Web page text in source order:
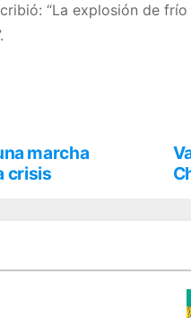
“La explosión de
marcha
crisis